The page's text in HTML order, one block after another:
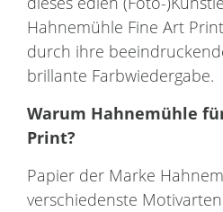
Hahnemühle Fine Art
durch ihre
brillante Farbwiedergabe.
Warum Hahnemühle
Print?
Papier der Marke
verschiedenste